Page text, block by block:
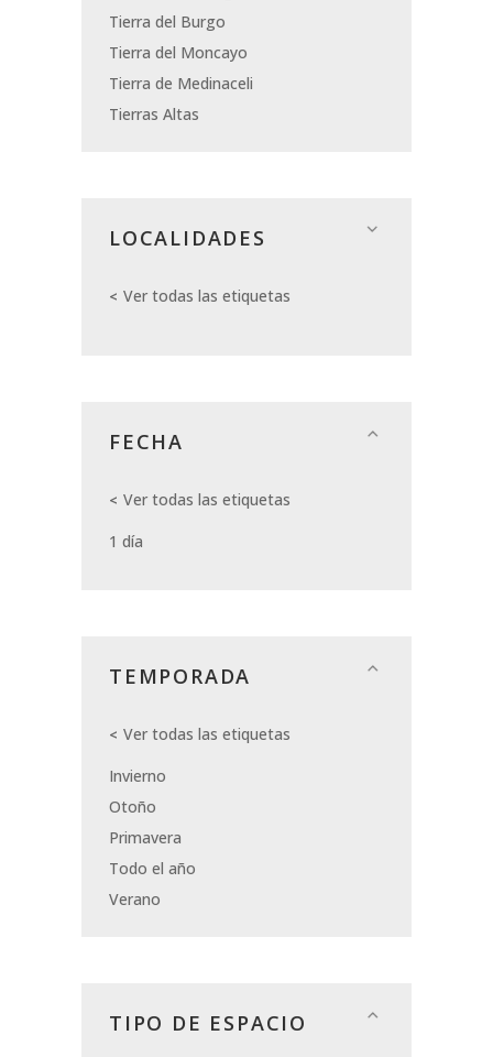
Tierra del Burgo
Tierra del Moncayo
Tierra de Medinaceli
Tierras Altas
LOCALIDADES
Ver todas las etiquetas
FECHA
Ver todas las etiquetas
1 día
TEMPORADA
Ver todas las etiquetas
Invierno
Otoño
Primavera
Todo el año
Verano
TIPO DE ESPACIO